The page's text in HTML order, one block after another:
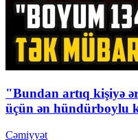
"Bundan artıq kişiyə
üçün ən hündürboylu
Cəmiyyət